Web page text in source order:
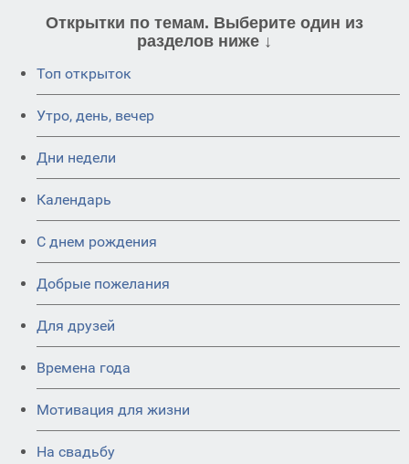
Открытки по темам. Выберите один из
разделов ниже ↓
Топ открыток
Утро, день, вечер
Дни недели
Календарь
C днем рождения
Добрые пожелания
Для друзей
Времена года
Мотивация для жизни
На свадьбу